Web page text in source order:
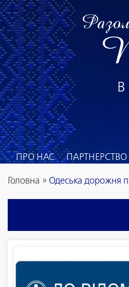
В
ПРО НАС ПАРТНЕРСТВО
Головна » Одеська дорожня